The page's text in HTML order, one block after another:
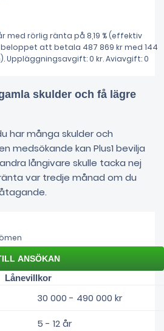
med rörlig ränta på 8,19 % (effektiv
att betala 487 869 kr med 144
Uppläggningsavgift: 0 kr. Aviavgift: 0
skulder och få lägre
har många skulder och
medsökande kan Plus1 bevilja
långivare skulle tacka nej
var tredje månad om du
Lånevillkor
30 000 - 490 000 kr
5 - 12 år